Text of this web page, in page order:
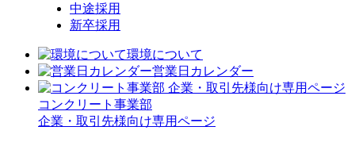
中途採用
新卒採用
環境について
営業日カレンダー
コンクリート事業部
企業・取引先様向け専用ページ